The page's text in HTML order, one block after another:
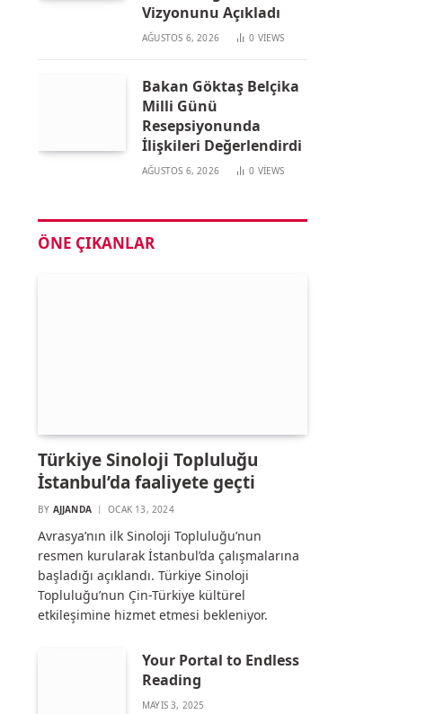
Vizyonunu Açıkladı
AĞUSTOS 6, 2026 0 VIEWS
Bakan Göktaş Belçika
Milli Günü
Resepsiyonunda
İlişkileri Değerlendirdi
AĞUSTOS 6, 2026 0 VIEWS
ÖNE ÇIKANLAR
Türkiye Sinoloji Topluluğu
İstanbul’da faaliyete geçti
BY AJJANDA OCAK 13, 2024
Avrasya’nın ilk Sinoloji Topluluğu’nun
resmen kurularak İstanbul’da çalışmalarına
başladığı açıklandı. Türkiye Sinoloji
Topluluğu’nun Çin-Türkiye kültürel
etkileşimine hizmet etmesi bekleniyor.
Your Portal to Endless
Reading
MAYIS 3, 2025